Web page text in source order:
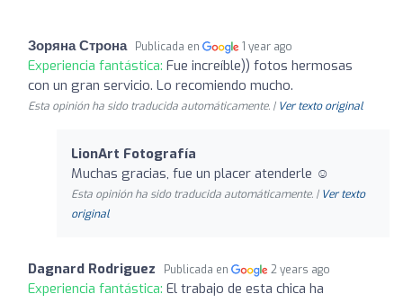
Зоряна Строна Publicada en 1 year ago
Experiencia fantástica: Fue increíble)) fotos hermosas
con un gran servicio. Lo recomiendo mucho.
Esta opinión ha sido traducida automáticamente. | Ver texto original
LionArt Fotografía
Muchas gracias, fue un placer atenderle ☺️
Esta opinión ha sido traducida automáticamente. | Ver texto
original
Dagnard Rodriguez Publicada en 2 years ago
Experiencia fantástica: El trabajo de esta chica ha